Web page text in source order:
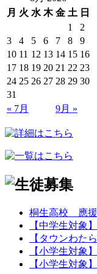
月 火 水 木 金 土 日
1
2
3
4 5 6 7 8
9
10 11 12 13 14 15 16
17 18 19 20 21 22 23
24 25 26 27 28 29 30
31
« 7月
9月 »
桐生高校 應援
【中学生対象
【タウンわた
【小学生対象
【小学生対象